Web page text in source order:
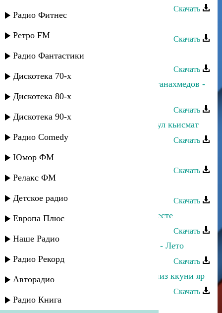
Радио Фитнес
Ретро FM
Радио Фантастики
Дискотека 70-х
Дискотека 80-х
Дискотека 90-х
Радио Comedy
Юмор ФМ
Релакс ФМ
Детское радио
Европа Плюс
Наше Радио
Радио Рекорд
Авторадио
Радио Книга
Скачать
Скачать
Эльнара Мурадова - Азиза
Скачать
Эльнара Мурадова и Альберт Султанахмедов -
Шуточная
Скачать
Эльнара Мурадова - Белхи ухьу шул кьисмат
Скачать
Эльнара Мурадова - Красивая
Скачать
Скачать
Гулдаста Мурадова - Мы будем вместе
Скачать
Дибир Абаев, Гульдаста Мурадова - Лето
Скачать
Бесханум Гюльмагомедова - Гъач йиз ккуни яр
Скачать
Индира Абдулаева - Гъач курава